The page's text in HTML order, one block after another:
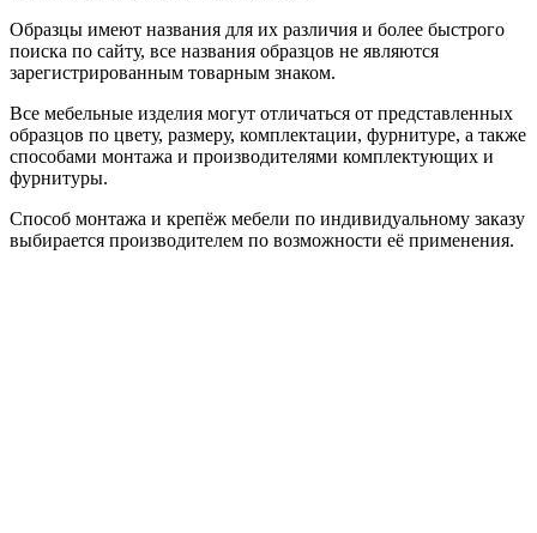
Образцы имеют названия для их различия и более быстрого
поиска по сайту, все названия образцов не являются
зарегистрированным товарным знаком.
Все мебельные изделия могут отличаться от представленных
образцов по цвету, размеру, комплектации, фурнитуре, а также
способами монтажа и производителями комплектующих и
фурнитуры.
Способ монтажа и крепёж мебели по индивидуальному заказу
выбирается производителем по возможности её применения.